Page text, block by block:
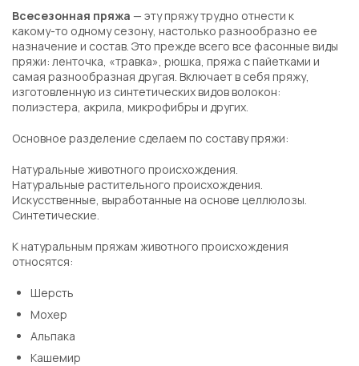
Всесезонная пряжа — эту пряжу трудно отнести к
какому-то одному сезону, настолько разнообразно ее
назначение и состав. Это прежде всего все фасонные виды
пряжи: ленточка, «травка», рюшка, пряжа с пайетками и
самая разнообразная другая. Включает в себя пряжу,
изготовленную из синтетических видов волокон:
полиэстера, акрила, микрофибры и других.
Основное разделение сделаем по составу пряжи:
Натуральные животного происхождения.
Натуральные растительного происхождения.
Искусственные, выработанные на основе целлюлозы.
Синтетические.
К натуральным пряжам животного происхождения
относятся:
Шерсть
Мохер
Альпака
Кашемир